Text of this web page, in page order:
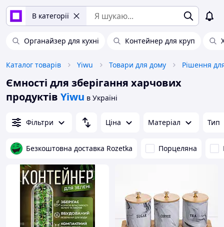
В категорії
Органайзер для кухні Контейнер для круп
Каталог товарів Yiwu Товари для дому Рішення
Ємності для зберігання харчових
продуктів Yiwu в Україні
Фільтри Ціна Матеріал Тип
Безкоштовна доставка Rozetka Порцеляна